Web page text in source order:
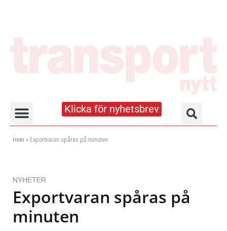
Klicka för nyhetsbrev
Hem » Exportvaran spåras på minuten
NYHETER
Exportvaran spåras på
minuten